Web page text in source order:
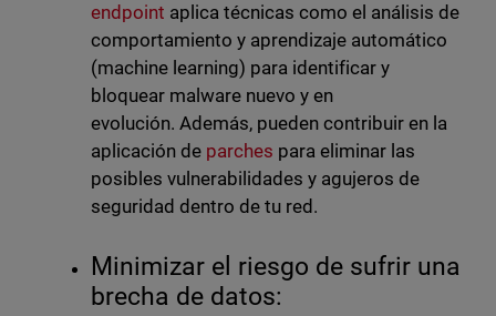
endpoint aplica técnicas como el análisis de
comportamiento y aprendizaje automático
(machine learning) para identificar y
bloquear malware nuevo y en
evolución. Además, pueden contribuir en la
aplicación de parches para eliminar las
posibles vulnerabilidades y agujeros de
seguridad dentro de tu red.
Minimizar el riesgo de sufrir una
brecha de datos: